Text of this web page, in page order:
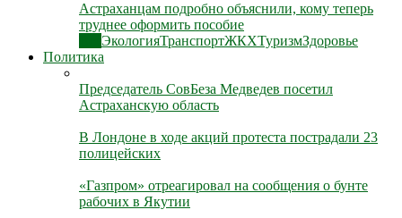
Астраханцам подробно объяснили, кому теперь
труднее оформить пособие
ЭкологияТранспортЖКХТуризмЗдоровье
Политика
Председатель СовБеза Медведев посетил
Астраханскую область
В Лондоне в ходе акций протеста пострадали 23
полицейских
«Газпром» отреагировал на сообщения о бунте
рабочих в Якутии